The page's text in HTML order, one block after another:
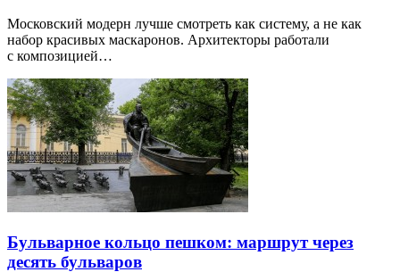
Московский модерн лучше смотреть как систему, а не как
набор красивых маскаронов. Архитекторы работали
с композицией…
Бульварное кольцо пешком: маршрут через
десять бульваров